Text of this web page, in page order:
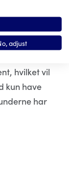
vi pt har
hvilket vil
kun have
har
adjust